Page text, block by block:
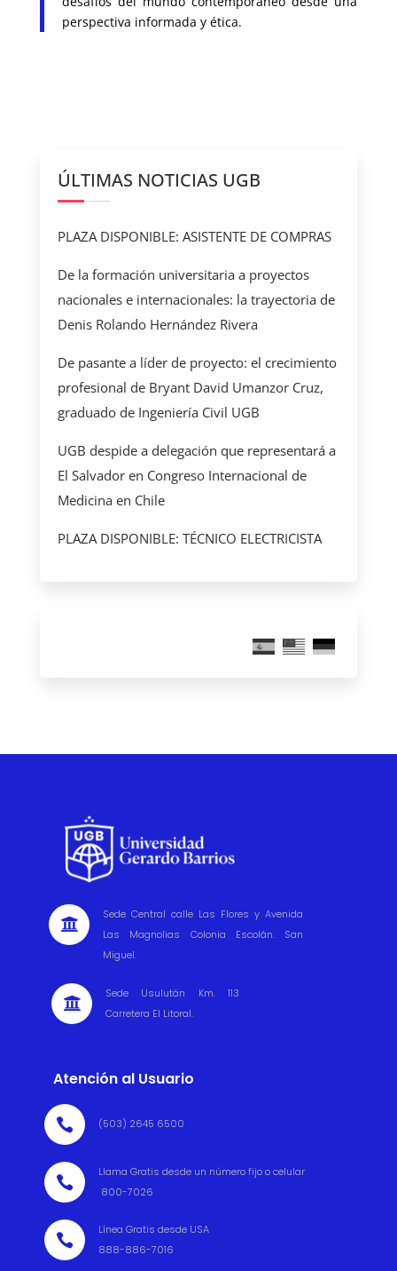
perspectiva informada y ética.
ÚLTIMAS NOTICIAS UGB
PLAZA DISPONIBLE: ASISTENTE DE COMPRAS
De la formación universitaria a proyectos
nacionales e internacionales: la trayectoria de
Denis Rolando Hernández Rivera
De pasante a líder de proyecto: el crecimiento
profesional de Bryant David Umanzor Cruz,
graduado de Ingeniería Civil UGB
UGB despide a delegación que representará a
El Salvador en Congreso Internacional de
Medicina en Chile
PLAZA DISPONIBLE: TÉCNICO ELECTRICISTA

Sede Central calle Las Flores y Avenida
Las Magnolias Colonia Escolán. San
Miguel.

Sede Usulután Km. 113
Carretera El Litoral.
Atención al Usuario
 (503) 2645 6500

Llama Gratis desde un número fijo o celular
800-7026

Línea Gratis desde USA
888-886-7016